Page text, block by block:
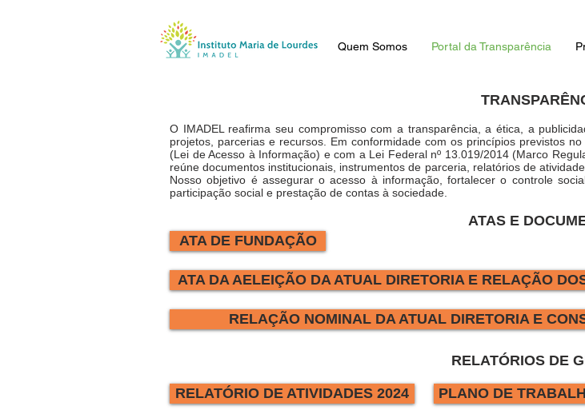
Quem Somos Portal da Transparência
O IMADEL reafirma seu compromisso com a transparência, a ética, a
projetos, parcerias e recursos. Em conformidade com os princípios previstos
(Lei de Acesso à Informação) e com a Lei Federal nº 13.019/2014 (Marco
reúne documentos institucionais, instrumentos de parceria, relatórios de
Nosso objetivo é assegurar o acesso à informação, fortalecer o controle
participação social e prestação de contas à sociedade.
ATAS E
ATA DE FUNDAÇÃO
ATA DA AELEIÇÃO DA ATUAL DIRETORIA E RELAÇÃO
RELAÇÃO NOMINAL DA ATUAL DIRETORIA E
RELATÓRIOS DE
RELATÓRIO DE ATIVIDADES 2024 PLANO DE